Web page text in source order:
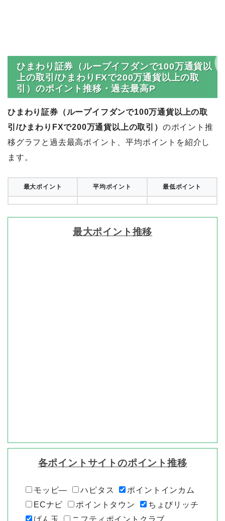
ひまわり証券（ループイフダンで100万通貨以
上の取引/ひまわりFXで200万通貨以上の取
引）のポイント推移・過去最高P
ひまわり証券（ループイフダンで100万通貨以上の取
引/ひまわりFXで200万通貨以上の取引） のポイント推
移グラフと過去最高ポイント、平均ポイントを紹介し
ます。
最大ポイント 平均ポイント 最低ポイント
最大ポイント推移
各ポイントサイトのポイント推移
モッピ― ハピタス
ポイントインカム
ECナビ
ポイントタウン
ちょびリッチ
げん玉
ニフティポイントクラブ